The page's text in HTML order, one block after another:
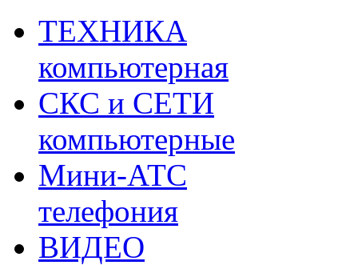
ТЕХНИКА
компьютерная
СКС и СЕТИ
компьютерные
Мини-АТС
телефония
ВИДЕО